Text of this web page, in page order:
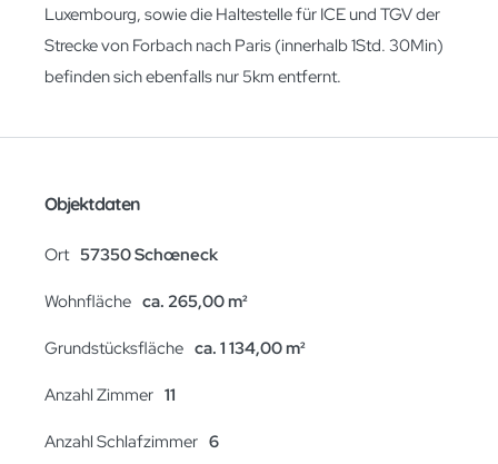
Luxembourg, sowie die Haltestelle für ICE und TGV der
Strecke von Forbach nach Paris (innerhalb 1Std. 30Min)
befinden sich ebenfalls nur 5km entfernt.
Objektdaten
Ort 57350 Schœneck
Wohnfläche ca. 265,00 m²
Grundstücksfläche ca. 1 134,00 m²
Anzahl Zimmer 11
Anzahl Schlafzimmer 6